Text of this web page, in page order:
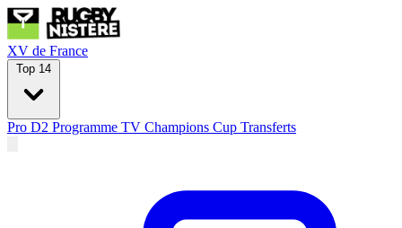
XV de France
Top 14
Pro D2 Programme TV Champions Cup Transferts